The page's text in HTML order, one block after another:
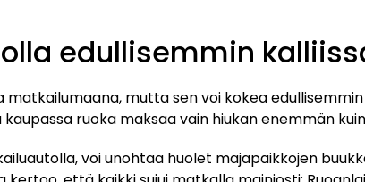
edullisemmin
matkailumaana, mutta sen voi kokea
ruoka maksaa vain hiukan enemmän
voi unohtaa huolet majapaikkojen